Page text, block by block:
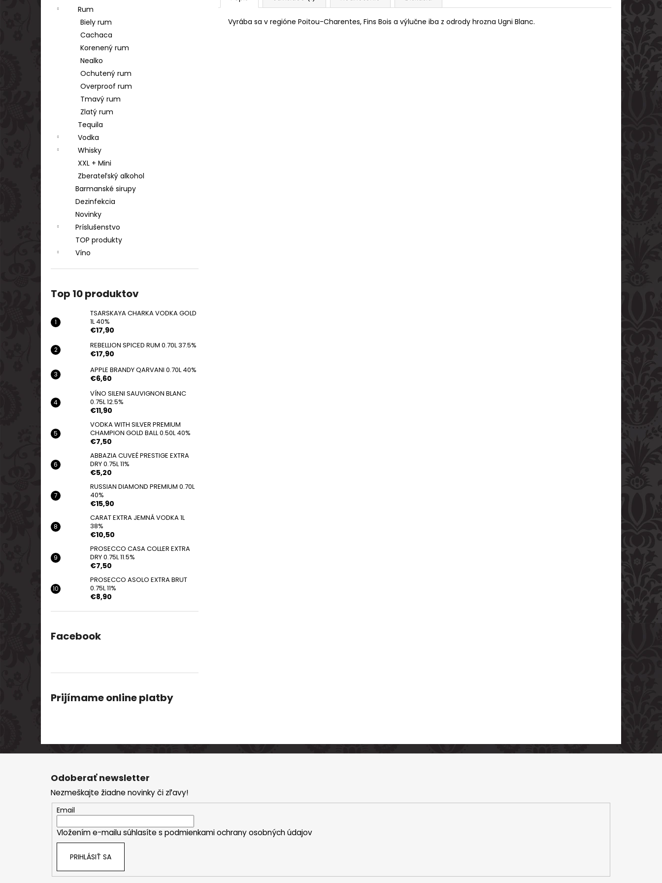
Rum
Biely rum
Cachaca
Korenený rum
Nealko
Ochutený rum
Overproof rum
Tmavý rum
Zlatý rum
Tequila
Vodka
Whisky
XXL + Mini
Zberateľský alkohol
Barmanské sirupy
Dezinfekcia
Novinky
Príslušenstvo
TOP produkty
Víno
Top 10 produktov
TSARSKAYA CHARKA VODKA GOLD
1L 40%
€17,90
REBELLION SPICED RUM 0.70L 37.5%
€17,90
APPLE BRANDY QARVANI 0.70L 40%
€6,60
VÍNO SILENI SAUVIGNON BLANC
0.75L 12.5%
€11,90
VODKA WITH SILVER PREMIUM
CHAMPION GOLD BALL 0.50L 40%
€7,50
ABBAZIA CUVEÉ PRESTIGE EXTRA
DRY 0.75L 11%
€5,20
RUSSIAN DIAMOND PREMIUM 0.70L
40%
€15,90
CARAT EXTRA JEMNÁ VODKA 1L
38%
€10,50
PROSECCO CASA COLLER EXTRA
DRY 0.75L 11.5%
€7,50
PROSECCO ASOLO EXTRA BRUT
0.75L 11%
€8,90
Facebook
Prijímame online platby
Vyrába sa v regióne Poitou-Charentes, Fins Bois a výlučne iba z odrody hrozna Ugni Blanc.
Z
Odoberať newsletter
Nezmeškajte žiadne novinky či zľavy!
Email
Vložením e-mailu súhlasíte s podmienkami ochrany osobných údajov
PRIHLÁSIŤ SA